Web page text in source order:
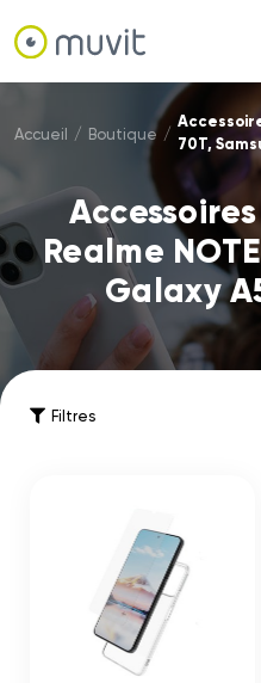
Accueil / Boutique /
70T,
Realme
Galaxy
Filtres